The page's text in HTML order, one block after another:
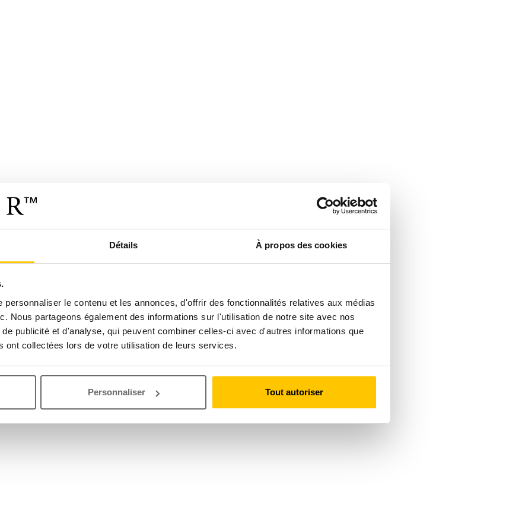
Détails À propos des cookies
personnaliser le contenu et les annonces, d'offrir des fonctionnalités relatives aux médias
Nous partageons également des informations sur l'utilisation de notre site avec nos
publicité et d'analyse, qui peuvent combiner celles-ci avec d'autres informations que
ont collectées lors de votre utilisation de leurs services.
Personnaliser Tout autoriser